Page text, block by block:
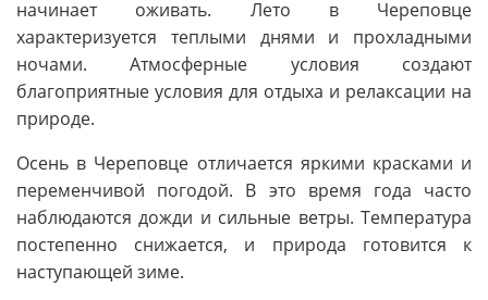
начинает оживать. Лето в Череповце
характеризуется теплыми днями и прохладными
ночами. Атмосферные условия создают
благоприятные условия для отдыха и релаксации на
природе.
Осень в Череповце отличается яркими красками и
переменчивой погодой. В это время года часто
наблюдаются дожди и сильные ветры. Температура
постепенно снижается, и природа готовится к
наступающей зиме.